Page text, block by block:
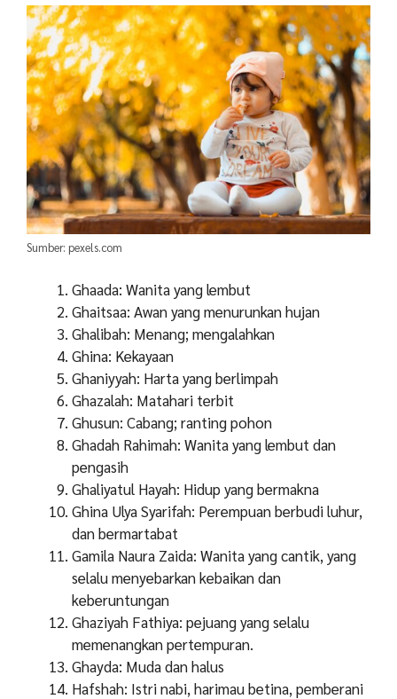
Sumber: pexels.com
Ghaada: Wanita yang lembut
Ghaitsaa: Awan yang menurunkan hujan
Ghalibah: Menang; mengalahkan
Ghina: Kekayaan
Ghaniyyah: Harta yang berlimpah
Ghazalah: Matahari terbit
Ghusun: Cabang; ranting pohon
Ghadah Rahimah: Wanita yang lembut dan
pengasih
Ghaliyatul Hayah: Hidup yang bermakna
Ghina Ulya Syarifah: Perempuan berbudi luhur,
dan bermartabat
Gamila Naura Zaida: Wanita yang cantik, yang
selalu menyebarkan kebaikan dan
keberuntungan
Ghaziyah Fathiya: pejuang yang selalu
memenangkan pertempuran.
Ghayda: Muda dan halus
Hafshah: Istri nabi, harimau betina, pemberani